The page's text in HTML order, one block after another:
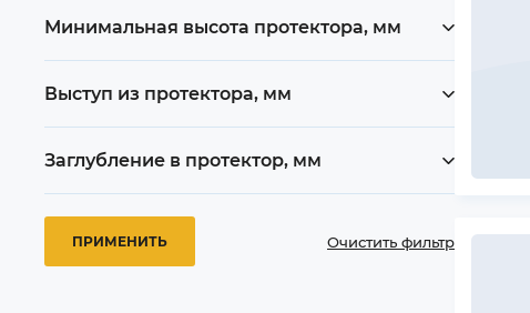
Минимальная высота протектора, мм
Выступ из протектора, мм
Заглубление в протектор, мм
Очистить фильтр